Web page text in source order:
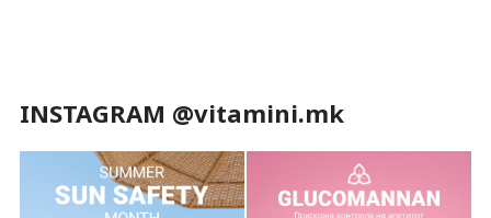
INSTAGRAM @vitamini.mk